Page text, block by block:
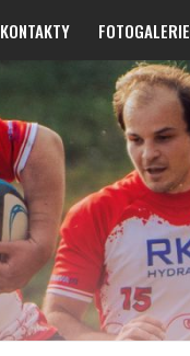
KONTAKTY FOTOGALERIE